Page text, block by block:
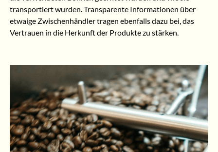
transportiert wurden. Transparente Informationen über
etwaige Zwischenhändler tragen ebenfalls dazu bei, das
Vertrauen in die Herkunft der Produkte zu stärken.